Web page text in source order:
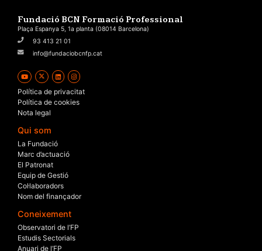
Fundació BCN Formació Professional
Plaça Espanya 5, 1a planta (08014 Barcelona)
93 413 21 01
info@fundaciobcnfp.cat
Política de privacitat
Política de cookies
Nota legal
Qui som
La Fundació
Marc d’actuació
El Patronat
Equip de Gestió
Col·laboradors
Nom del finançador
Coneixement
Observatori de l’FP
Estudis Sectorials
Anuari de l’FP